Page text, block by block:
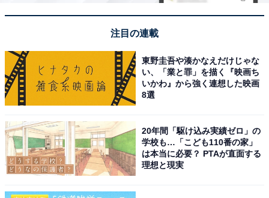
注目の連載
東野圭吾や湊かなえだけじゃな
い、「業と罪」を描く『映画ち
いかわ』から強く連想した映画
8選
20年間「駆け込み実績ゼロ」の
学校も…「こども110番の家」
は本当に必要？ PTAが直面する
理想と現実